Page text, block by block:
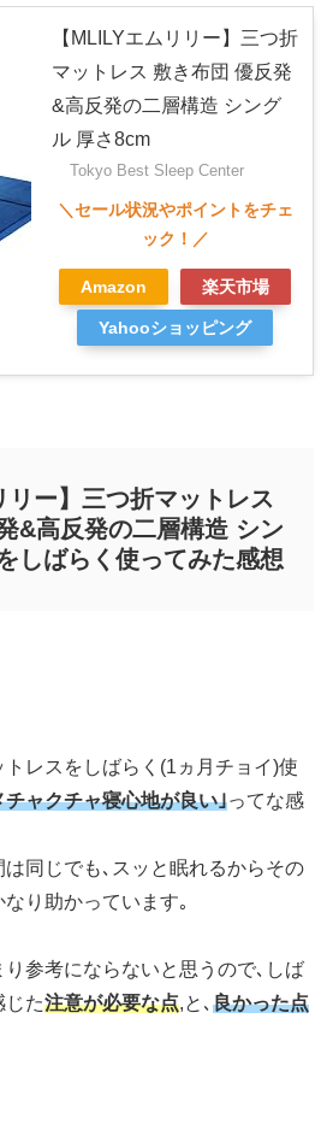
【MLILYエムリリー】三つ折
マットレス 敷き布団 優反発
&高反発の二層構造 シング
ル 厚さ8cm
Tokyo Best Sleep Center
Amazon 楽天市場
Yahooショッピング
リー】三つ折マットレス
&高反発の二層構造 シン
しばらく使ってみた感想
レスをしばらく(1ヵ月チョイ)使
チャクチャ寝心地が良い｣ってな感
同じでも､スッと眠れるからその
り助かっています｡
参考にならないと思うので､しば
じた注意が必要な点,と､ 良かった点